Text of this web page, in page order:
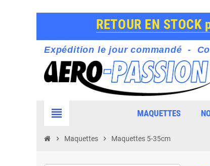
RETOUR EN
Expédition le jour commandé -
view_headline MAQUETTES
chevron_right Maquettes chevron_right Maquettes 5-35cm